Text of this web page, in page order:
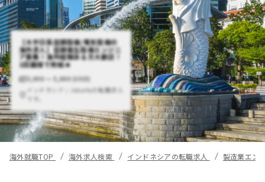
【大手日系空調設備/電気設備の
海外求人】空調衛生設備エンジニ
ア募集！海外経験ある方大歓迎！
1回面接で完結★
3,000 〜 5,000 (USD)
インドネシア / Jakartaの転職求人
です。
海外就職TOP 海外求人検索 インドネシアの転職求人 製造業エン